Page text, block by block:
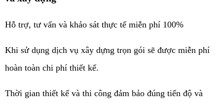
Hỗ trợ, tư vấn và khảo sát thực tế miễn phí 100%
Khi sử dụng dịch vụ xây dựng trọn gói sẽ được miễn phí
hoàn toàn chi phí thiết kế.
Thời gian thiết kế và thi công đảm bảo đúng tiến độ và